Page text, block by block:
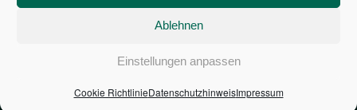
Ablehnen
Einstellungen anpassen
Cookie RichtlinieDatenschutzhinweisImpressum
1,601€
PRO SEKUNDE